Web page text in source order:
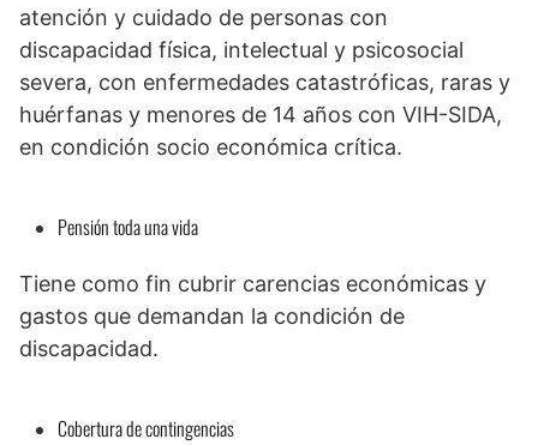
atención y cuidado de personas con
discapacidad física, intelectual y psicosocial
severa, con enfermedades catastróficas, raras y
huérfanas y menores de 14 años con VIH-SIDA,
en condición socio económica crítica.
Pensión toda una vida
Tiene como fin cubrir carencias económicas y
gastos que demandan la condición de
discapacidad.
Cobertura de contingencias